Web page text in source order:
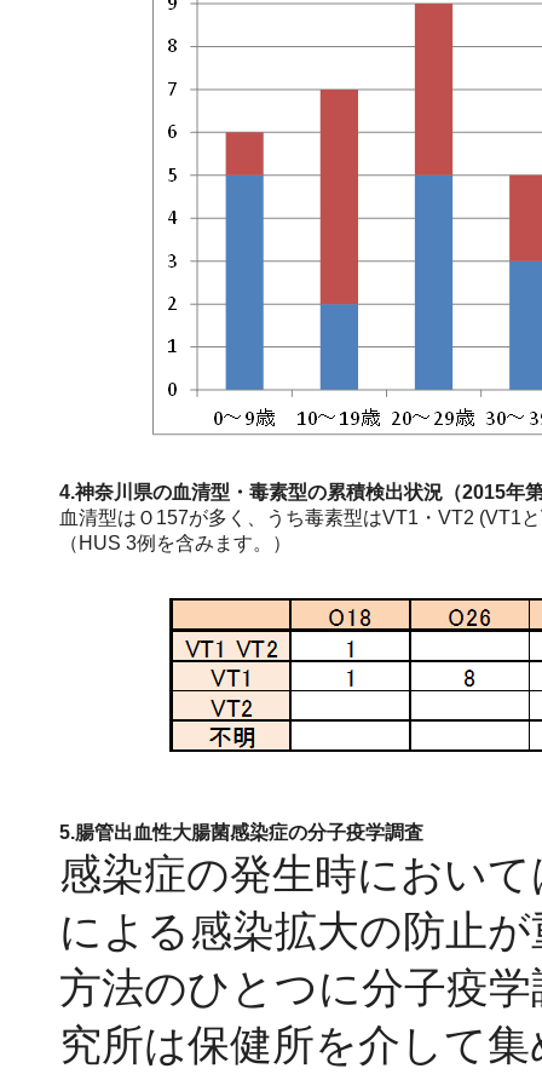
4.神奈川県の血清型・毒素型の累積検出状況（2015年
血清型はＯ157が多く、うち毒素型はVT1・VT2 (VT1
（HUS 3例を含みます。）
5.腸管出血性大腸菌感染症の分子疫学調査
感染症の発生時におい
による感染拡大の防止
方法のひとつに分子疫
究所は保健所を介して